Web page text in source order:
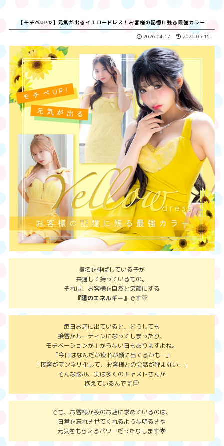
【モチベUP✨】元気が出るイエロードレス！お客様の記憶に残る最強カラー
2026.04.17
2026.05.15
指名を伸ばしている子が
共通して持っているもの。
それは、お客様を自然と笑顔にする
『陽のエネルギー』 です💛
毎日お店に出ていると、どうしても
接客がルーティンになってしまったり、
モチベーションが上がらない日もありますよね。
「今日はなんだか疲れが顔に出てるかも…」
「接客がマンネリ化して、お客様との会話が弾まない…」
そんな悩み、実は多くのキャストさんが
抱えているんです💭
でも、お客様が夜のお店に求めているのは、
日常を忘れさせてくれるような明るさや
元気をもらえるパワーだったりします🌟